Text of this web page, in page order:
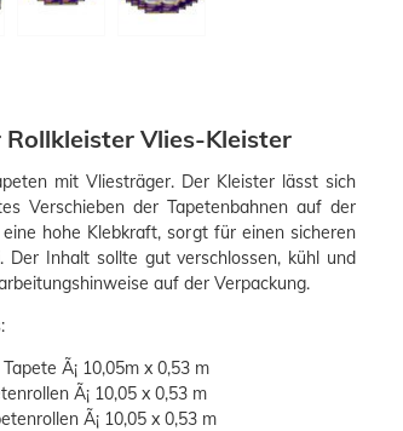
Vlies-Kleister
mit Vliesträger. Der Kleister lässt sich
Verschieben der Tapetenbahnen auf der
hohe Klebkraft, sorgt für einen sicheren
Inhalt sollte gut verschlossen, kühl und
auf der Verpackung.
Ã¡ 10,05m x 0,53 m
Ã¡ 10,05 x 0,53 m
Ã¡ 10,05 x 0,53 m